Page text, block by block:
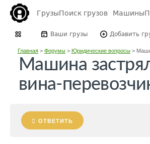
ГрузыПоиск грузов Машины
Ваши грузы Добавить
Главная> Форумы> Юридические вопросы>
Машина
вина-
ОТВЕТИТЬ